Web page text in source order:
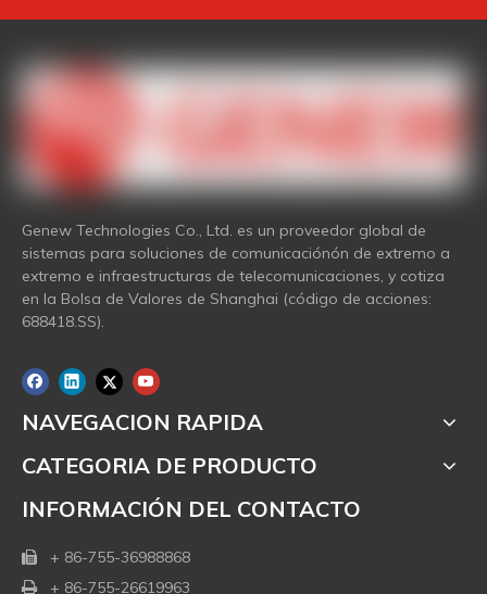
Genew Technologies Co., Ltd. es un proveedor global de
sistemas para soluciones de comunicaciónón de extremo a
extremo e infraestructuras de telecomunicaciones, y cotiza
en la Bolsa de Valores de Shanghai (código de acciones:
688418.SS).
NAVEGACION RAPIDA
CATEGORIA DE PRODUCTO
INFORMACIÓN DEL CONTACTO
 + 86-755-36988868
 + 86-755-26619963